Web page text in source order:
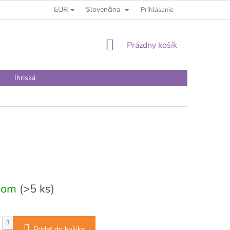
EUR Slovenčina Prihlásenie
NÁKUPNÝ
Prázdny košík
Ihriská
(>5 ks)